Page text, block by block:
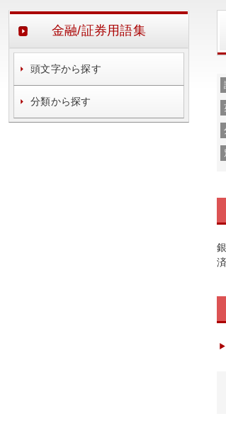
金融/証券用語集
頭文字から探す
分類から探す